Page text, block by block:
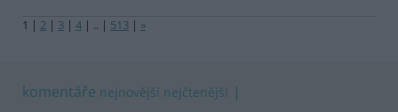
1 | 2 | 3 | 4 | .. | 513 | »
komentáře nejnovější nejčtenější